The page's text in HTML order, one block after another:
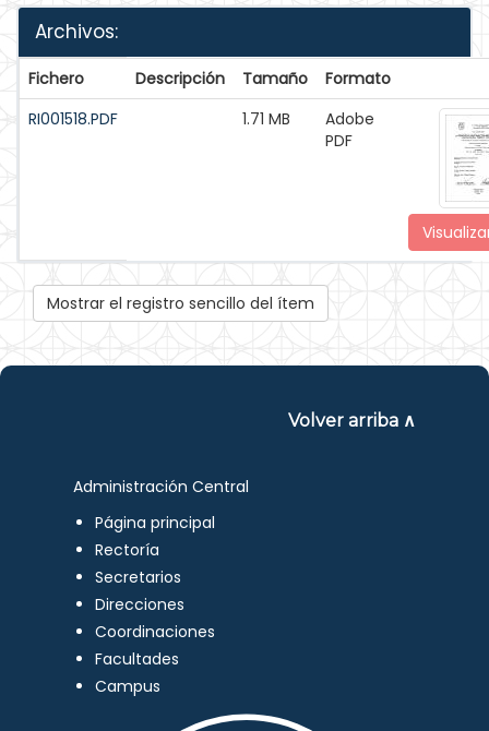
Archivos:
Fichero Descripción Tamaño
Formato
RI001518.PDF
1.71 MB
Adobe
PDF
Mostrar el registro sencillo del ítem
Volver arriba ∧
Administración Central
Página principal
Rectoría
Secretarios
Direcciones
Coordinaciones
Facultades
Campus